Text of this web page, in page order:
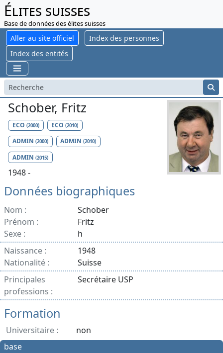
Élites suisses
Base de données des élites suisses
Aller au site officiel
Index des personnes
Index des entités
Schober, Fritz
ECO (2000) ECO(2010)
ADMIN (2000) ADMIN(2010)
ADMIN (2015)
1948 -
Données biographiques
Nom :
Schober
Prénom :
Fritz
Sexe :
h
Naissance :
1948
Nationalité :
Suisse
Principales
professions :
Secrétaire USP
Formation
Universitaire :
non
base